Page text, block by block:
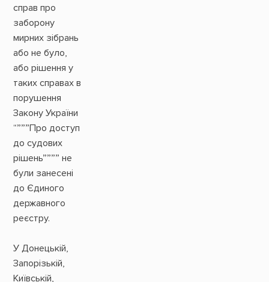
справ про
заборону
мирних зібрань
або не було,
або рішення у
таких справах в
порушення
Закону України
“”””Про доступ
до судових
рішень”””” не
були занесені
до Єдиного
державного
реєстру.
У Донецькій,
Запорізькій,
Київській,